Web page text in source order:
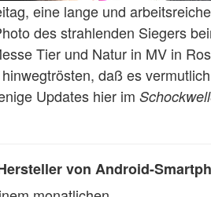
eine lange und
des strahlenden Siegers
Tier und Natur in MV in
daß es
Updates hier im
von Android-